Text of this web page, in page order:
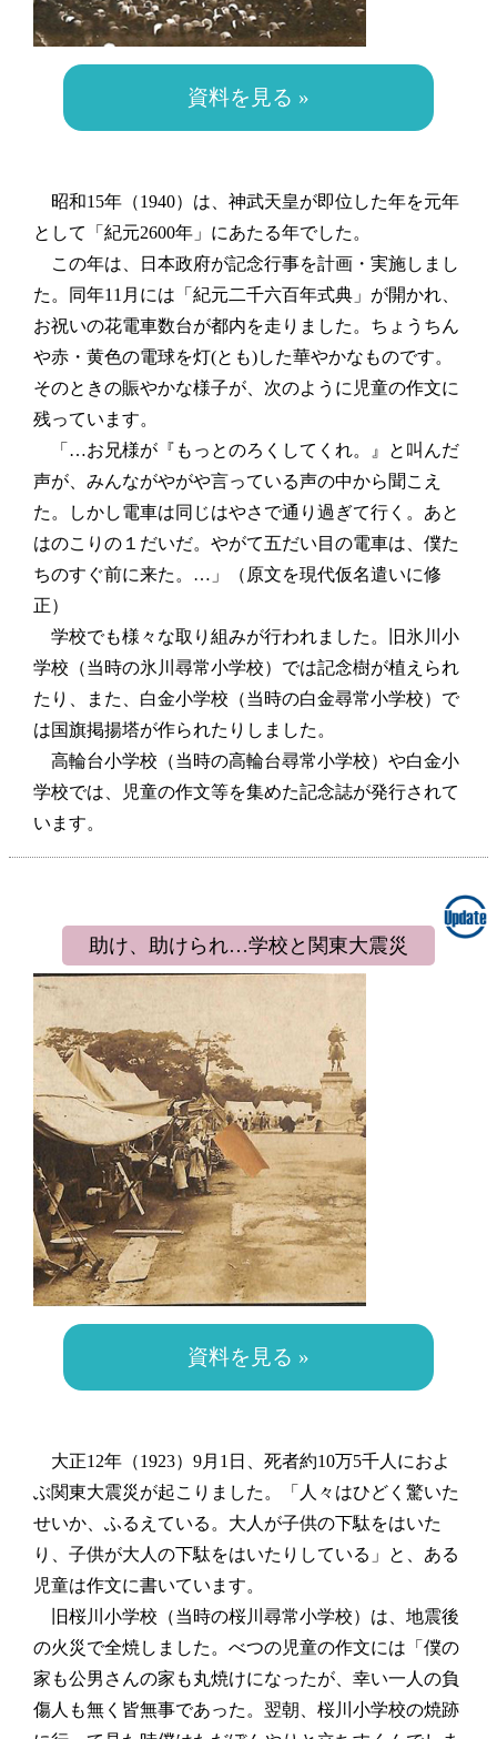
昭和15年（1940）は、神武天皇が即位した年を元年
として「紀元2600年」にあたる年でした。
この年は、日本政府が記念行事を計画・実施しまし
た。同年11月には「紀元二千六百年式典」が開かれ、
お祝いの花電車数台が都内を走りました。ちょうちん
や赤・黄色の電球を灯(とも)した華やかなものです。
そのときの賑やかな様子が、次のように児童の作文に
残っています。
「…お兄様が『もっとのろくしてくれ。』と叫んだ
声が、みんながやがや言っている声の中から聞こえ
た。しかし電車は同じはやさで通り過ぎて行く。あと
はのこりの１だいだ。やがて五だい目の電車は、僕た
ちのすぐ前に来た。…」（原文を現代仮名遣いに修
正）
学校でも様々な取り組みが行われました。旧氷川小
学校（当時の氷川尋常小学校）では記念樹が植えられ
たり、また、白金小学校（当時の白金尋常小学校）で
は国旗掲揚塔が作られたりしました。
高輪台小学校（当時の高輪台尋常小学校）や白金小
学校では、児童の作文等を集めた記念誌が発行されて
います。
資料を見る »
助け、助けられ…学校と関東大震災
大正12年（1923）9月1日、死者約10万5千人におよ
ぶ関東大震災が起こりました。「人々はひどく驚いた
せいか、ふるえている。大人が子供の下駄をはいた
り、子供が大人の下駄をはいたりしている」と、ある
児童は作文に書いています。
旧桜川小学校（当時の桜川尋常小学校）は、地震後
の火災で全焼しました。べつの児童の作文には「僕の
家も公男さんの家も丸焼けになったが、幸い一人の負
傷人も無く皆無事であった。翌朝、桜川小学校の焼跡
資料を見る »